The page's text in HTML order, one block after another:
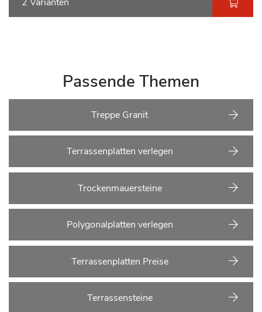
Passende Themen
Treppe Granit
Terrassenplatten verlegen
Trockenmauersteine
Polygonalplatten verlegen
Terrassenplatten Preise
Terrassensteine